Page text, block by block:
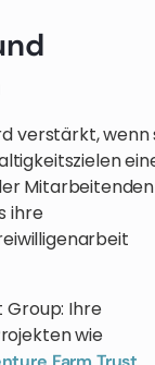
verstärkt, wenn
Mitarbeitenden
ihre
Group: Ihre
wie